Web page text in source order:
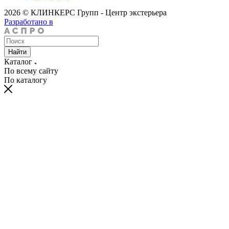
2026 © КЛИНКЕРС Групп - Центр экстерьера
Разработано в
Найти
Каталог
По всему сайту
По каталогу